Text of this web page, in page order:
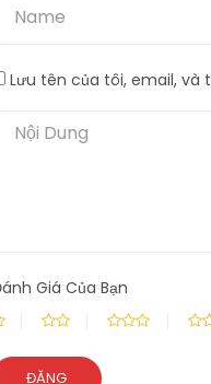
Lưu tên của tôi, email, và
Giá Của Bạn